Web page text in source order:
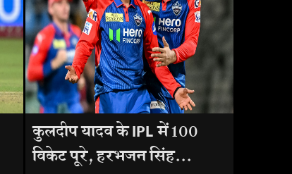
कुलदीप यादव के IPL में 100
विकेट पूरे, हरभजन सिंह...